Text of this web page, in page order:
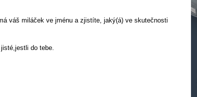
váš miláček ve jménu a zjistíte, jaký(á) ve skutečnosti
do tebe.